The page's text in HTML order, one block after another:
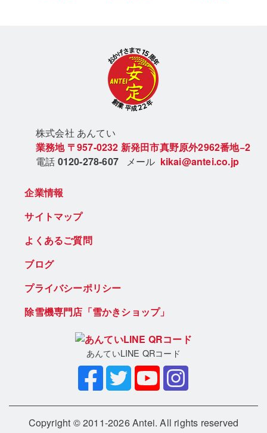
株式会社 あんてい
業務地 〒957-0232 新発田市真野原外2962番地−2
電話 0120-278-607 メール kikai@antei.co.jp
企業情報
サイトマップ
よくあるご質問
ブログ
プライバシーポリシー
除雪機専門店「雪かきショップ」
あんていLINE QRコード
Copyright © 2011-2026 Antei. All rights reserved